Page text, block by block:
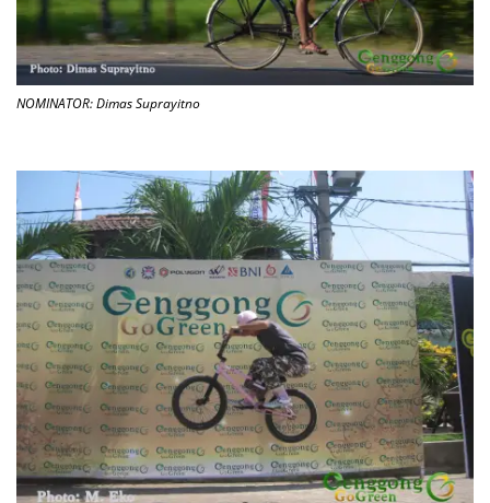
NOMINATOR: Dimas Suprayitno